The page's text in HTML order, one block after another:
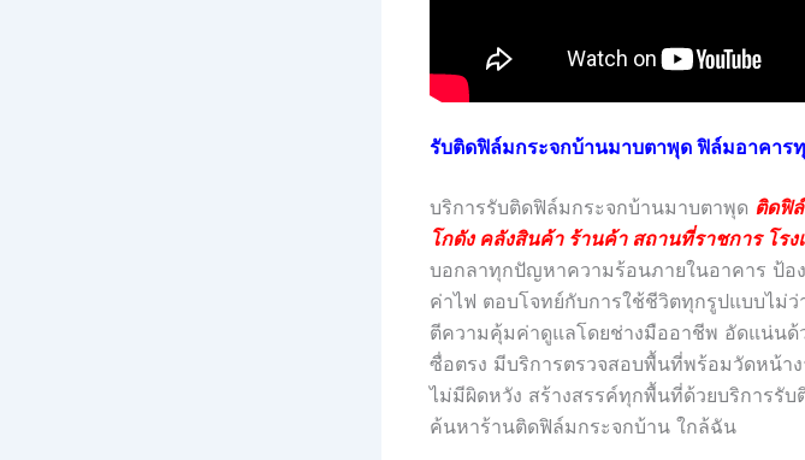
รับติดฟิล์มกระจกบ้านมาบตาพุด ฟิล์มอาคาร
บริการรับติดฟิล์มกระจกบ้านมาบตาพุด ติดฟิ
โกดัง คลังสินค้า ร้านค้า สถานที่ราชการ โ
บอกลาทุกปัญหาความร้อนภายในอาคาร ป้อ
ค่าไฟ ตอบโจทย์กับการใช้ชีวิตทุกรูปแบบไม่
ตีความคุ้มค่าดูแลโดยช่างมืออาชีพ อัดแน่น
ซื่อตรง มีบริการตรวจสอบพื้นที่พร้อมวัดหน้า
ไม่มีผิดหวัง สร้างสรรค์ทุกพื้นที่ด้วยบริการรั
ค้นหาร้านติดฟิล์มกระจกบ้าน ใกล้ฉัน